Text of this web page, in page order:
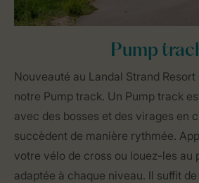
Pump
Nouveauté au Landal Strand Resort
notre Pump track. Un Pump track
avec des bosses et des virages en
succèdent de manière rythmée.
votre vélo de cross ou louez-les au
adaptée à chaque niveau. Il suffit